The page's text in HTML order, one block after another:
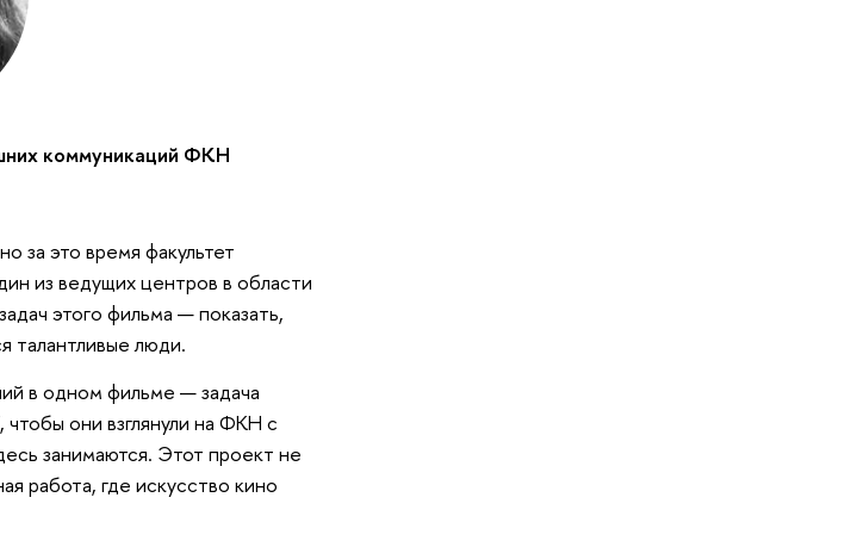
коммуникаций ФКН
за это время факультет
из ведущих центров в области
этого фильма — показать,
талантливые люди.
в одном фильме — задача
они взглянули на ФКН с
занимаются. Этот проект не
работа, где искусство кино